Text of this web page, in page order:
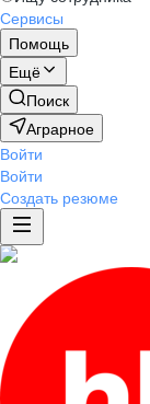
Сервисы
Помощь
Ещё
Поиск
Аграрное
Войти
Войти
Создать резюме